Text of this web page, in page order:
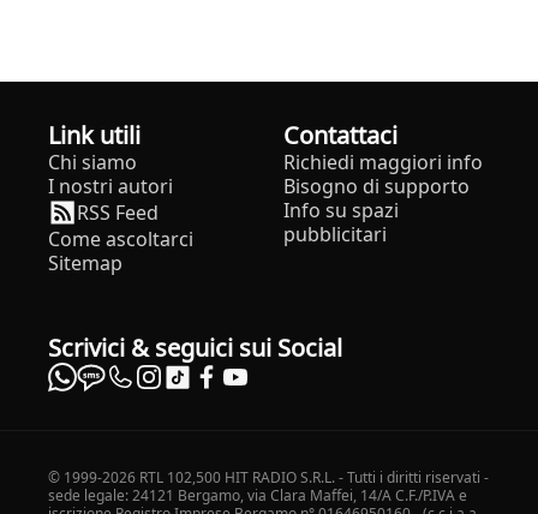
Link utili
Chi siamo
I nostri autori
RSS Feed
Come ascoltarci
Sitemap
Contattaci
Richiedi maggiori info
Bisogno di supporto
Info su spazi
pubblicitari
Scrivici & seguici sui Social
© 1999-2026 RTL 102,500 HIT RADIO S.R.L. - Tutti i diritti riservati -
sede legale: 24121 Bergamo, via Clara Maffei, 14/A C.F./P.IVA e